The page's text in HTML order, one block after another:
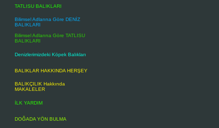
TATLISU BALIKLARI
Bilimsel Adlarına Göre DENİZ
BALIKLARI
Bilimsel Adlarına Göre TATLISU
BALIKLARI
Denizlerimizdeki Köpek Balıkları
BALIKLAR HAKKINDA HERŞEY
BALIKÇILIK Hakkında
MAKALELER
İLK YARDIM
DOĞADA YÖN BULMA